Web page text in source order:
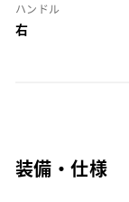
ハンドル
右
装備・仕様